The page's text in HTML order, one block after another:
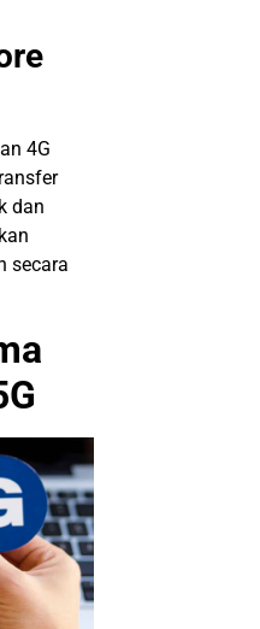
4G
dan
secara